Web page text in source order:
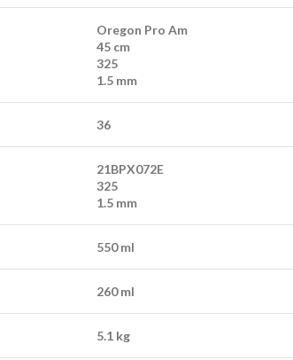
Oregon Pro Am
45 cm
325
1.5 mm
36
21BPX072E
325
1.5 mm
550 ml
260 ml
5.1 kg